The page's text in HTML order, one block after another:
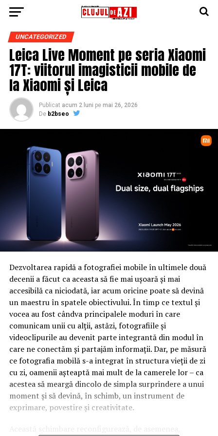
UNCATEGORIZED
Leica Live Moment pe seria Xiaomi
17T: viitorul imagisticii mobile de
la Xiaomi și Leica
Publicat acum 2 luni pe mai 26, 2026
De b2bseo
Dezvoltarea rapidă a fotografiei mobile în ultimele două
decenii a făcut ca aceasta să fie mai ușoară și mai
accesibilă ca niciodată, iar acum oricine poate să devină
un maestru în spatele obiectivului. În timp ce textul și
vocea au fost cândva principalele moduri în care
comunicam unii cu alții, astăzi, fotografiile și
videoclipurile au devenit parte integrantă din modul în
care ne conectăm și partajăm informații. Dar, pe măsură
ce fotografia mobilă s-a integrat în structura vieții de zi
cu zi, oamenii așteaptă mai mult de la camerele lor – ca
acestea să meargă dincolo de simpla surprindere a unui
moment și să devină, în schimb, un instrument de
exprimare, povestire și creativitate.